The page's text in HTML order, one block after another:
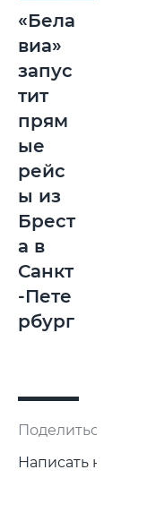
«Бела
виа»
запус
тит
прям
ые
рейс
ы из
Брест
а в
Санкт
-Пете
рбург
Поделиться:
Написать нам